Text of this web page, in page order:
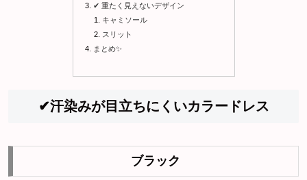
✔ 重たく見えないデザイン
キャミソール
スリット
まとめ✨
✔汗染みが目立ちにくいカラードレス
ブラック